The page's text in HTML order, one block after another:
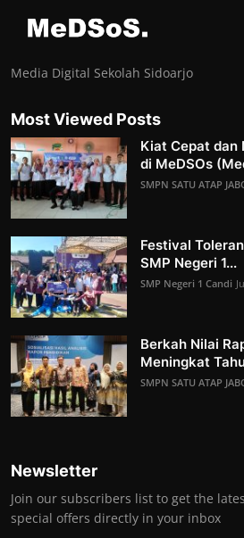
Media Digital Sekolah Sidoarjo
Most Viewed Posts
Kiat Cepat dan
di MeDSOs
SMPN SATU ATAP
Festival
SMP Negeri 1...
SMP Negeri 1 Candi
Berkah Nilai
Meningkat
SMPN SATU ATAP
Newsletter
Join our subscribers list to get the
special offers directly in your inbox